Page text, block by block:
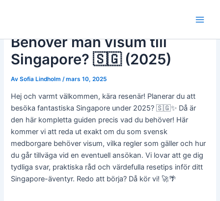
Behöver man visum till
Singapore? 🇸🇬 (2025)
Av Sofia Lindholm /mars 10, 2025
Hej och varmt välkommen, kära resenär! Planerar du att
besöka fantastiska Singapore under 2025? 🇸🇬✨ Då är
den här kompletta guiden precis vad du behöver! Här
kommer vi att reda ut exakt om du som svensk
medborgare behöver visum, vilka regler som gäller och hur
du går tillväga vid en eventuell ansökan. Vi lovar att ge dig
tydliga svar, praktiska råd och värdefulla resetips inför ditt
Singapore-äventyr. Redo att börja? Då kör vi! 🚀🌴